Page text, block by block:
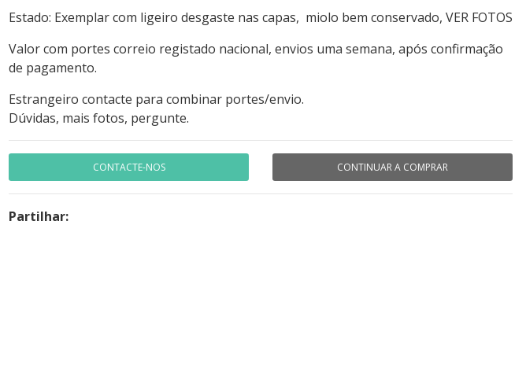
Estado: Exemplar com ligeiro desgaste nas capas, miolo bem conservado, VER FOTOS
Valor com portes correio registado nacional, envios uma semana, após confirmação
de pagamento.
Estrangeiro contacte para combinar portes/envio.
Dúvidas, mais fotos, pergunte.
CONTACTE-NOS CONTINUAR A COMPRAR
Partilhar: